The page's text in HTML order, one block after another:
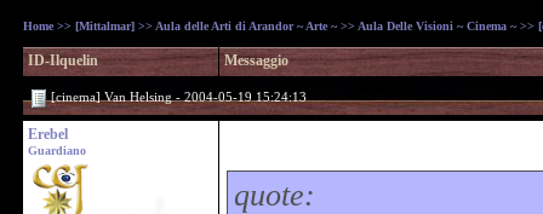
Home >> [Mittalmar] >> Aula delle Arti di Arandor ~ Arte ~ >> Aula Delle Visioni ~ Cinema ~ >>
ID-Ilquelin Messaggio
[cinema] Van Helsing - 2004-05-19 15:24:13
Erebel
Guardiano
quote: